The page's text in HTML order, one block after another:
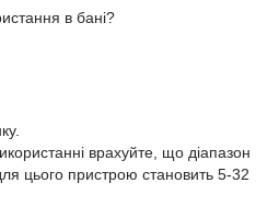
в бані?
врахуйте, що діапазон
цього пристрою становить 5-32